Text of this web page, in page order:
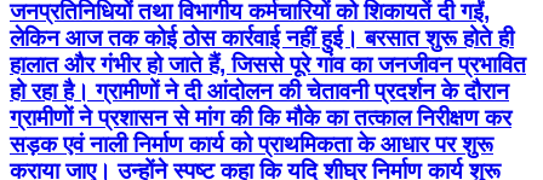
जनप्रतिनिधियों तथा विभागीय कर्मचारियों को शिकायतें दी गईं,
लेकिन आज तक कोई ठोस कार्रवाई नहीं हुई। बरसात शुरू होते ही
हालात और गंभीर हो जाते हैं, जिससे पूरे गांव का जनजीवन प्रभावित
हो रहा है। ग्रामीणों ने दी आंदोलन की चेतावनी प्रदर्शन के दौरान
ग्रामीणों ने प्रशासन से मांग की कि मौके का तत्काल निरीक्षण कर
सड़क एवं नाली निर्माण कार्य को प्राथमिकता के आधार पर शुरू
कराया जाए। उन्होंने स्पष्ट कहा कि यदि शीघ्र निर्माण कार्य शुरू